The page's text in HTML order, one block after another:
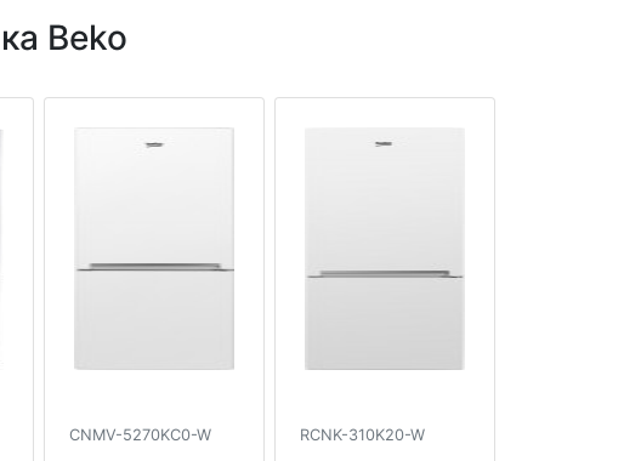
Beko
CNMV-5270KC0-W RCNK-310K20-W